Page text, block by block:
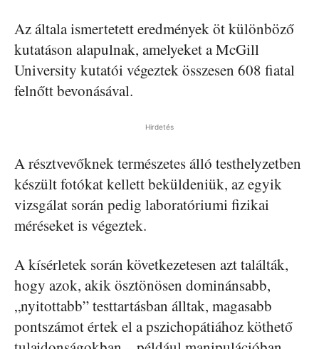
Az általa ismertetett eredmények öt különböző
kutatáson alapulnak, amelyeket a McGill
University kutatói végeztek összesen 608 fiatal
felnőtt bevonásával.
Hirdetés
A résztvevőknek természetes álló testhelyzetben
készült fotókat kellett beküldeniük, az egyik
vizsgálat során pedig laboratóriumi fizikai
méréseket is végeztek.
A kísérletek során következetesen azt találták,
hogy azok, akik ösztönösen dominánsabb,
„nyitottabb” testtartásban álltak, magasabb
pontszámot értek el a pszichopátiához köthető